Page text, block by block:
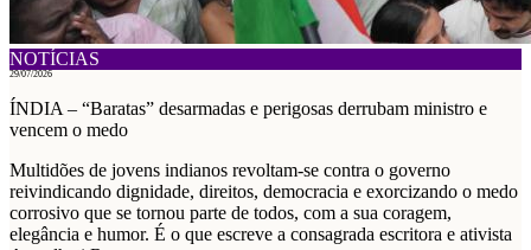
NOTÍCIAS
29/07/2026
ÍNDIA – “Baratas” desarmadas e perigosas derrubam ministro e
vencem o medo
Multidões de jovens indianos revoltam-se contra o governo
reivindicando dignidade, direitos, democracia e exorcizando o medo
corrosivo que se tornou parte de todos, com a sua coragem,
elegância e humor. É o que escreve a consagrada escritora e ativista